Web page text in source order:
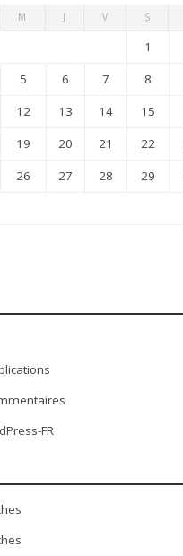
M J V S
1
5 6 7 8
12 13 14 15
19 20 21 22
26 27 28 29
FR